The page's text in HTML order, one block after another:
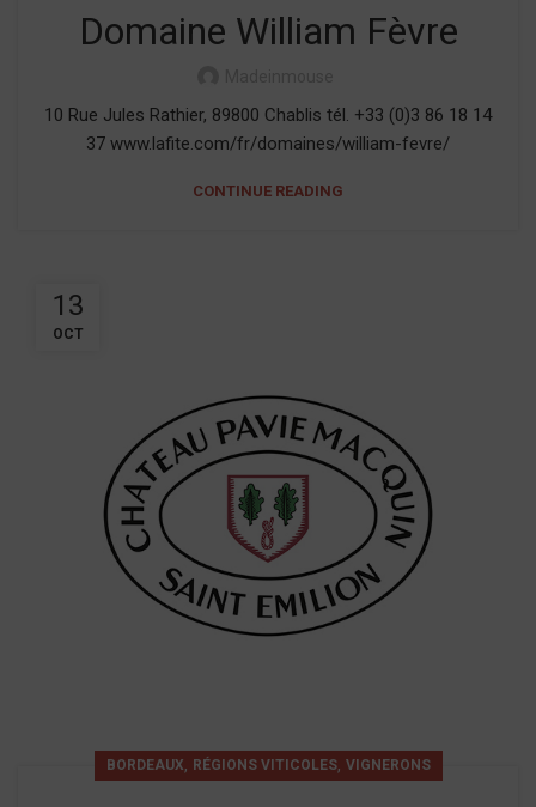
Domaine William Fèvre
10 Rue Jules Rathier, 89800 Chablis tél. +33 (0)3 86 18 14
37 www.lafite.com/fr/domaines/william-fevre/
CONTINUE READING
13
OCT
BORDEAUX, RÉGIONS VITICOLES, VIGNERONS